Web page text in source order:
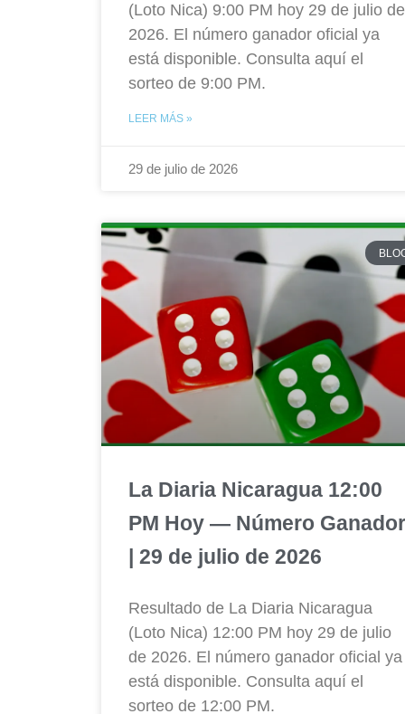
(Loto Nica) 9:00 PM hoy 29 de julio de
2026. El número ganador oficial ya
está disponible. Consulta aquí el
sorteo de 9:00 PM.
LEER MÁS »
29 de julio de 2026
La Diaria Nicaragua 12:00
PM Hoy — Número Ganador
| 29 de julio de 2026
Resultado de La Diaria Nicaragua
(Loto Nica) 12:00 PM hoy 29 de julio
de 2026. El número ganador oficial ya
está disponible. Consulta aquí el
sorteo de 12:00 PM.